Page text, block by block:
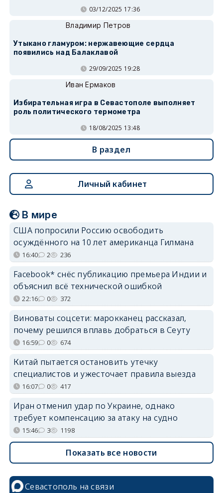
03/12/2025 17:36
Владимир Петров
Утыкано гламуром: нержавеющие сердца
появились над Балаклавой
29/09/2025 19:28
Иван Ермаков
Избирательная игра в Севастополе выполняет
роль политического термометра
18/08/2025 13:48
В раздел
Личный кабинет
В мире
США попросили Россию освободить
осуждённого на 10 лет американца Гилмана
16:40 2 236
Facebook* снёс публикацию премьера Индии и
объяснил всё технической ошибкой
22:16 0 372
Виноваты соцсети: марокканец рассказал,
почему решился вплавь добраться в Сеуту
16:59 0 674
Китай пытается остановить утечку
специалистов и ужесточает правила выезда
16:07 0 417
Иран отменил удар по Украине, однако
требует компенсацию за атаку на судно
15:46 3 1198
Показать все новости
Севастополь на связи